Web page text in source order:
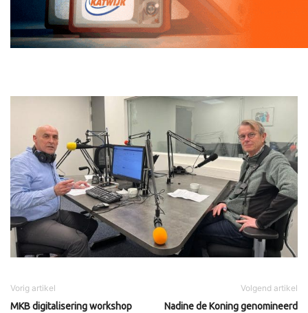
Vorig artikel
MKB digitalisering workshop
Volgend artikel
Nadine de Koning genomineerd